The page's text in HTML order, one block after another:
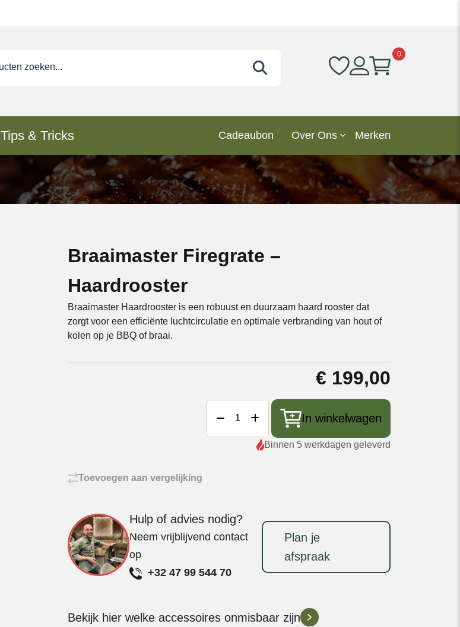
0
Tips & Tricks Cadeaubon Over Ons Merken
Braaimaster Firegrate –
Haardrooster
Braaimaster Haardrooster is een robuust en duurzaam haard rooster dat
zorgt voor een efficiënte luchtcirculatie en optimale verbranding van hout of
kolen op je BBQ of braai.
€ 199,00
Braaimaster
Firegrate
-
Haardrooster
In winkelwagen
Binnen 5 werkdagen geleverd
Toevoegen aan vergelijking
Hulp of advies nodig?
Neem vrijblijvend contact
op
+32 47 99 544 70
Plan je
afspraak
Bekijk hier welke accessoires onmisbaar zijn